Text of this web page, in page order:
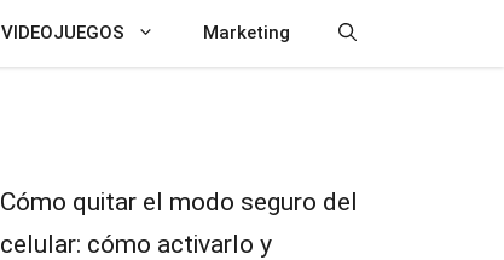
VIDEOJUEGOS Marketing
Cómo quitar el modo seguro del
celular: cómo activarlo y